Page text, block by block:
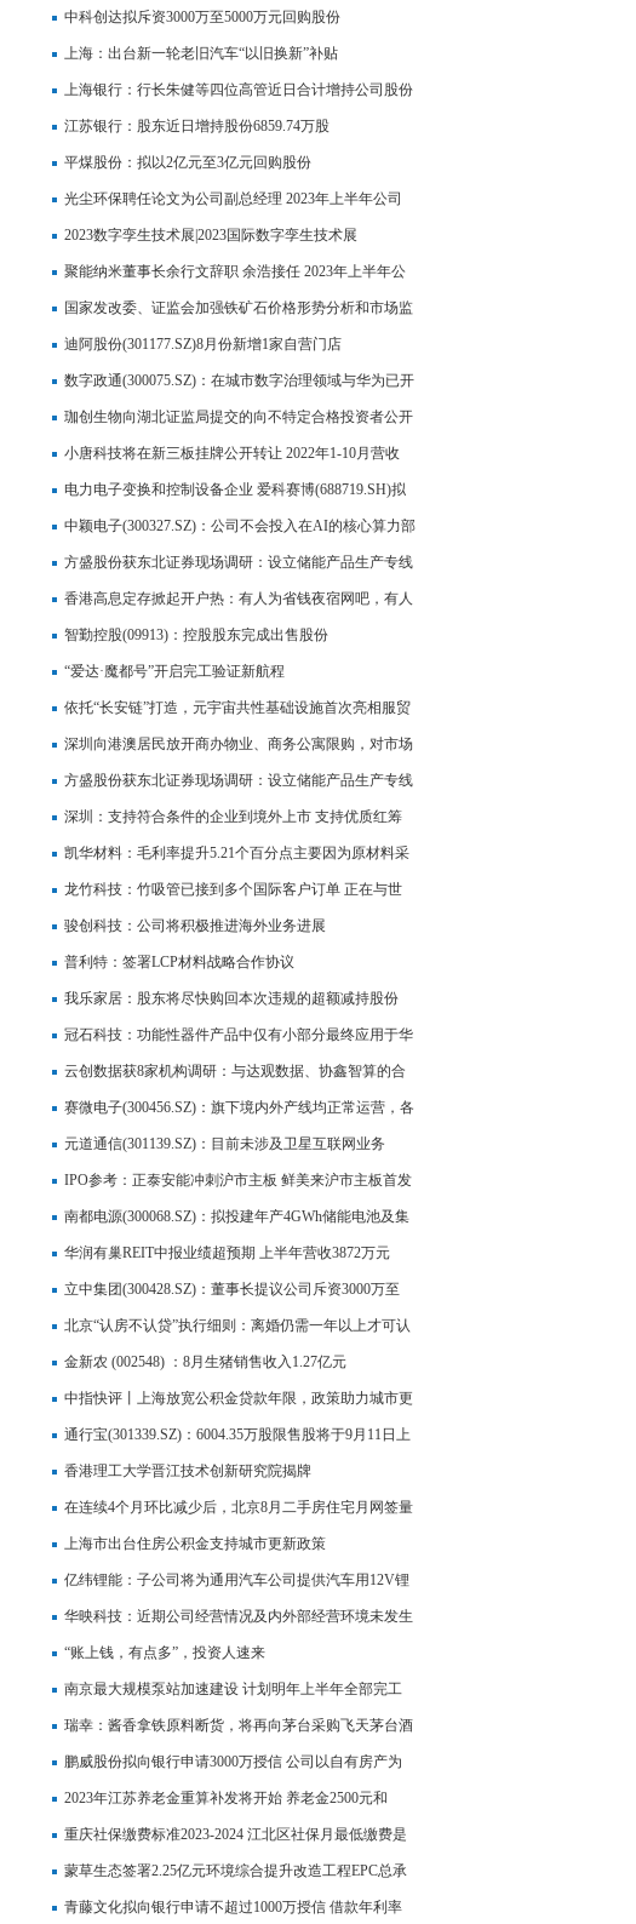
年公司亏损823.61万
中科创达拟斥资3000万至5000万元回购股份
上海：出台新一轮老旧汽车“以旧换新”补贴
上海银行：行长朱健等四位高管近日合计增持公司股份
46万股
江苏银行：股东近日增持股份6859.74万股
平煤股份：拟以2亿元至3亿元回购股份
光尘环保聘任论文为公司副总经理 2023年上半年公司
亏损61.3万
2023数字孪生技术展|2023国际数字孪生技术展
聚能纳米董事长余行文辞职 余浩接任 2023年上半年公
司净利254.18万
国家发改委、证监会加强铁矿石价格形势分析和市场监
管
迪阿股份(301177.SZ)8月份新增1家自营门店
数字政通(300075.SZ)：在城市数字治理领域与华为已开
展全面合作
珈创生物向湖北证监局提交的向不特定合格投资者公开
发行股票并在北京证券交易所上市辅导备案材料已受理
小唐科技将在新三板挂牌公开转让 2022年1-10月营收
2761.01万
电力电子变换和控制设备企业 爱科赛博(688719.SH)拟
首次公开发行2062万股
中颖电子(300327.SZ)：公司不会投入在AI的核心算力部
件
方盛股份获东北证券现场调研：设立储能产品生产专线
开始批量交付氢能产品
香港高息定存掀起开户热：有人为省钱夜宿网吧，有人
盯上“新客优惠”
智勤控股(09913)：控股股东完成出售股份
“爱达·魔都号”开启完工验证新航程
依托“长安链”打造，元宇宙共性基础设施首次亮相服贸
会
深圳向港澳居民放开商办物业、商务公寓限购，对市场
影响几何？
方盛股份获东北证券现场调研：设立储能产品生产专线
开始批量交付氢能产品
深圳：支持符合条件的企业到境外上市 支持优质红筹
企业回归A股上市
凯华材料：毛利率提升5.21个百分点主要因为原材料采
购成本下降及生产效率提高
龙竹科技：竹吸管已接到多个国际客户订单 正在与世
界500强企业洽谈合作
骏创科技：公司将积极推进海外业务进展
普利特：签署LCP材料战略合作协议
我乐家居：股东将尽快购回本次违规的超额减持股份
冠石科技：功能性器件产品中仅有小部分最终应用于华
为手机
云创数据获8家机构调研：与达观数据、协鑫智算的合
作方向均在生成式AI领域
赛微电子(300456.SZ)：旗下境内外产线均正常运营，各
项业务均正常发展
元道通信(301139.SZ)：目前未涉及卫星互联网业务
IPO参考：正泰安能冲刺沪市主板 鲜美来沪市主板首发
终止
南都电源(300068.SZ)：拟投建年产4GWh储能电池及集
成项目
华润有巢REIT中报业绩超预期 上半年营收3872万元
立中集团(300428.SZ)：董事长提议公司斥资3000万至
5000万元回购股份
北京“认房不认贷”执行细则：离婚仍需一年以上才可认
定首套房贷
金新农 (002548) ：8月生猪销售收入1.27亿元
中指快评丨上海放宽公积金贷款年限，政策助力城市更
新
通行宝(301339.SZ)：6004.35万股限售股将于9月11日上
市流通 占总股本14.75%
香港理工大学晋江技术创新研究院揭牌
在连续4个月环比减少后，北京8月二手房住宅月网签量
迎来环比增加
上海市出台住房公积金支持城市更新政策
亿纬锂能：子公司将为通用汽车公司提供汽车用12V锂
电池系统
华映科技：近期公司经营情况及内外部经营环境未发生
重大变化
“账上钱，有点多”，投资人速来
南京最大规模泵站加速建设 计划明年上半年全部完工
瑞幸：酱香拿铁原料断货，将再向茅台采购飞天茅台酒
鹏威股份拟向银行申请3000万授信 公司以自有房产为
此次融资作为抵押物
2023年江苏养老金重算补发将开始 养老金2500元和
6500元补发多少？
重庆社保缴费标准2023-2024 江北区社保月最低缴费是
多少（附数据）
蒙草生态签署2.25亿元环境综合提升改造工程EPC总承
包合同
青藤文化拟向银行申请不超过1000万授信 借款年利率